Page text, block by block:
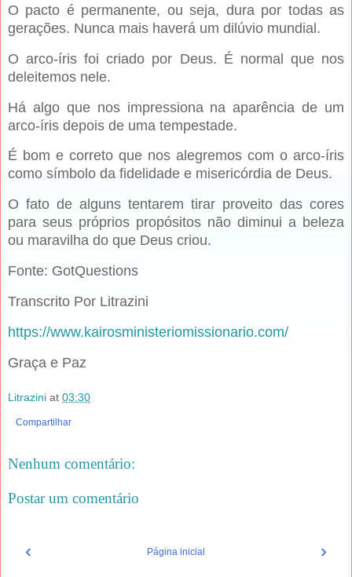
O pacto é permanente, ou seja, dura por todas as
gerações. Nunca mais haverá um dilúvio mundial.
O arco-íris foi criado por Deus. É normal que nos
deleitemos nele.
Há algo que nos impressiona na aparência de um
arco-íris depois de uma tempestade.
É bom e correto que nos alegremos com o arco-íris
como símbolo da fidelidade e misericórdia de Deus.
O fato de alguns tentarem tirar proveito das cores
para seus próprios propósitos não diminui a beleza
ou maravilha do que Deus criou.
Fonte: GotQuestions
Transcrito Por Litrazini
https://www.kairosministeriomissionario.com/
Graça e Paz
Litrazini at 03:30
Compartilhar
Nenhum comentário:
Postar um comentário
‹ ›
Página inicial